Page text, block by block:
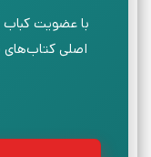
با عضویت کباب